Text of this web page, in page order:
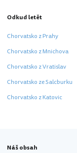
Odkud letět
Chorvatsko z Prahy
Chorvatsko z Mnichova
Chorvatsko z Vratislav
Chorvatsko ze Salcburku
Chorvatsko z Katovic
Náš obsah